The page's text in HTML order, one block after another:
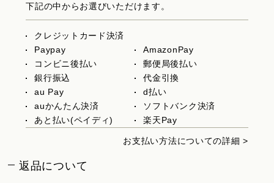
下記の中からお選びいただけます。
クレジットカード決済
Paypay
AmazonPay
コンビニ後払い
郵便局後払い
銀行振込
代金引換
au Pay
d払い
auかんたん決済
ソフトバンク決済
あと払い(ペイディ)
楽天Pay
お支払い方法についての詳細 >
返品について